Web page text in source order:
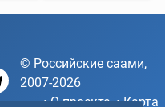
© Российские саами,
2007-2026
•О проекте•Карта